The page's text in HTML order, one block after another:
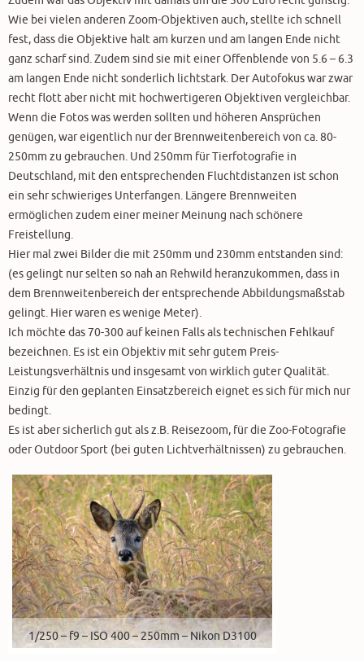
Wie bei vielen anderen Zoom-Objektiven auch, stellte ich schnell
fest, dass die Objektive halt am kurzen und am langen Ende nicht
ganz scharf sind. Zudem sind sie mit einer Offenblende von 5.6 – 6.3
am langen Ende nicht sonderlich lichtstark. Der Autofokus war zwar
recht flott aber nicht mit hochwertigeren Objektiven vergleichbar.
Wenn die Fotos was werden sollten und höheren Ansprüchen
genügen, war eigentlich nur der Brennweitenbereich von ca. 80-
250mm zu gebrauchen. Und 250mm für Tierfotografie in
Deutschland, mit den entsprechenden Fluchtdistanzen ist schon
ein sehr schwieriges Unterfangen. Längere Brennweiten
ermöglichen zudem einer meiner Meinung nach schönere
Freistellung.
Hier mal zwei Bilder die mit 250mm und 230mm entstanden sind:
(es gelingt nur selten so nah an Rehwild heranzukommen, dass in
dem Brennweitenbereich der entsprechende Abbildungsmaßstab
gelingt. Hier waren es wenige Meter).
Ich möchte das 70-300 auf keinen Falls als technischen Fehlkauf
bezeichnen. Es ist ein Objektiv mit sehr gutem Preis-
Leistungsverhältnis und insgesamt von wirklich guter Qualität.
Einzig für den geplanten Einsatzbereich eignet es sich für mich nur
bedingt.
Es ist aber sicherlich gut als z.B. Reisezoom, für die Zoo-Fotografie
oder Outdoor Sport (bei guten Lichtverhältnissen) zu gebrauchen.
1/250 – f9 – ISO 400 – 250mm – Nikon D3100